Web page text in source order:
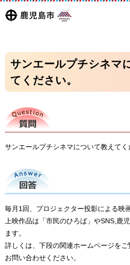
鹿児島
マグ
マシ
サンエールプチシネマ
てください。
質問
サンエールプチシネマについて教えてく
回答
毎月1回、プロジェクター投影による映
上映作品は「市民のひろば」やSNS,鹿
ます。
詳しくは、下段の関連ホームページを
お問い合わせください。